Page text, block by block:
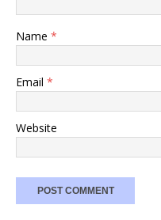
Name *
Email *
Website